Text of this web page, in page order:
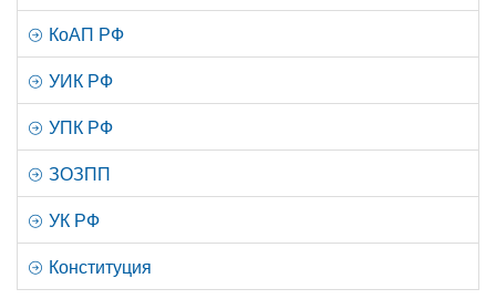
КоАП РФ
УИК РФ
УПК РФ
ЗОЗПП
УК РФ
Конституция